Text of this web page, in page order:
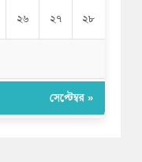
২৬ ২৭ ২৮
সেপ্টেম্বর »